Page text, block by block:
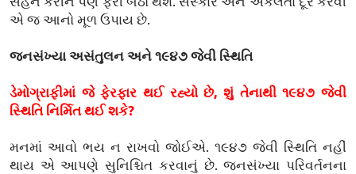
એ જ આનો મૂળ ઉપાય છે.
જનસંખ્યા અસંતુલન અને ૧૯૪૭ જેવી સ્થિતિ
ડેમોગ્રાફીમાં જે ફેરફાર થઈ રહ્યો છે, શું તેનાથી ૧૯૪૭ જેવી
સ્થિતિ નિર્મિત થઈ શકે?
મનમાં આવો ભય ન રાખવો જોઈએ. ૧૯૪૭ જેવી સ્થિતિ નહીં
થાય એ આપણે સુનિશ્ચિત કરવાનું છે. જનસંખ્યા પરિવર્તનના